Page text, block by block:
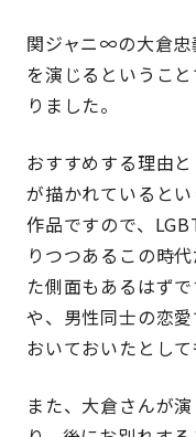
関ジャニ∞の大倉忠
を演じるというこ
りました。
おすすめする理由
が描かれていると
作品ですので、
りつつあるこの時
た側面もあるはず
や、男性同士の恋
おいておいたとして
また、大倉さんが